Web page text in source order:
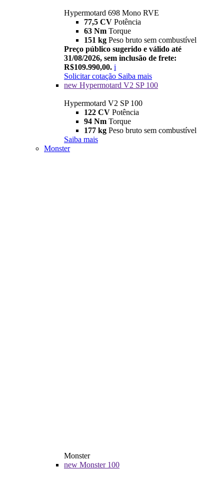
Hypermotard 698 Mono RVE
77,5 CV Potência
63 Nm Torque
151 kg Peso bruto sem combustível
Preço público sugerido e válido até
31/08/2026, sem inclusão de frete:
R$109.990,00. i
Solicitar cotação Saiba mais
new Hypermotard V2 SP 100
Hypermotard V2 SP 100
122 CV Potência
94 Nm Torque
177 kg Peso bruto sem combustível
Saiba mais
Monster
Monster
new Monster 100